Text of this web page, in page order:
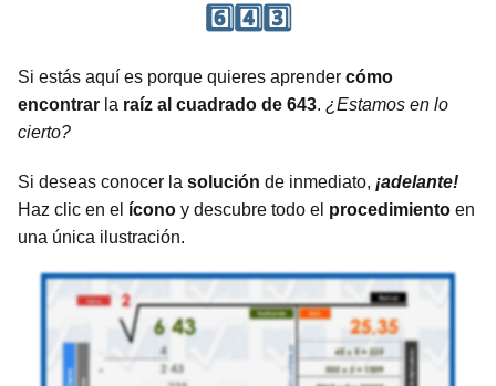
6️⃣4️⃣3️⃣
Si estás aquí es porque quieres aprender cómo
encontrar la raíz al cuadrado de 643. ¿Estamos en lo
cierto?
Si deseas conocer la solución de inmediato, ¡adelante!
Haz clic en el ícono y descubre todo el procedimiento en
una única ilustración.